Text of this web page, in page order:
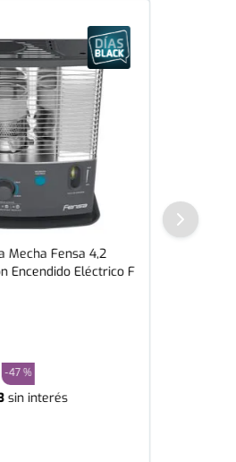
Mecha Fensa 4,2
Encendido Eléctrico F
-47 %
sin interés